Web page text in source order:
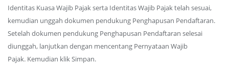
Identitas Kuasa Wajib Pajak serta Identitas Wajib Pajak telah sesuai,
kemudian unggah dokumen pendukung Penghapusan Pendaftaran.
Setelah dokumen pendukung Penghapusan Pendaftaran selesai
diunggah, lanjutkan dengan mencentang Pernyataan Wajib
Pajak. Kemudian klik Simpan.